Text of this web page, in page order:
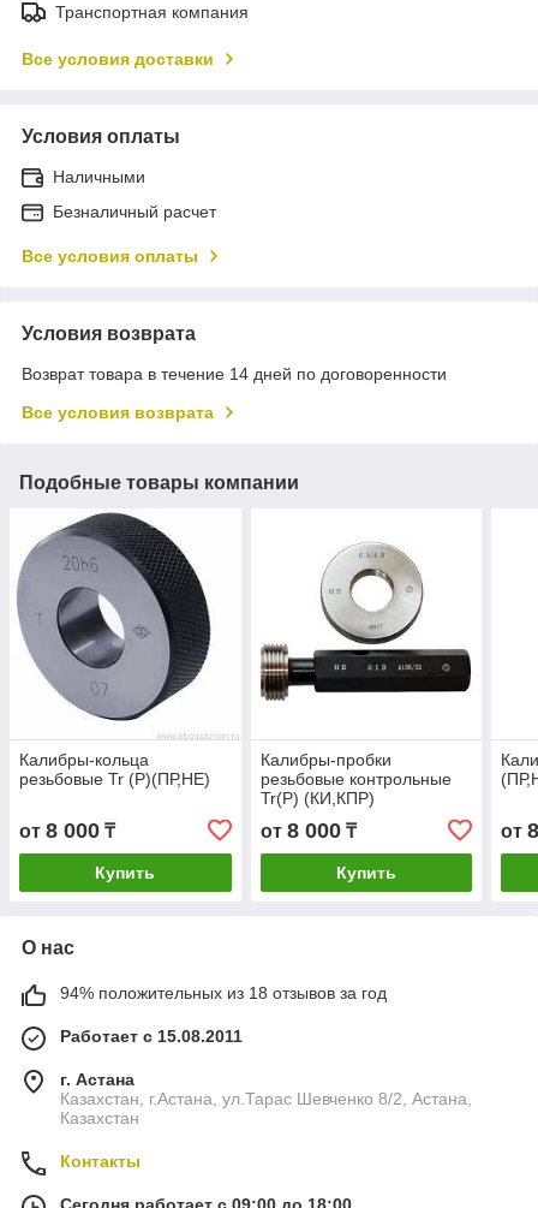
Транспортная компания
Все условия доставки
Условия оплаты
Наличными
Безналичный расчет
Все условия оплаты
Условия возврата
Возврат товара в течение 14 дней по договоренности
Все условия возврата
Подобные товары компании
Калибры-кольца
резьбовые Tr (Р)(ПР,НЕ)
от 8 000 ₸
Купить
Калибры-пробки
резьбовые контрольные
Tr(Р) (КИ,КПР)
от 8 000₸
Купить
от
О нас
94% положительных из 18 отзывов за год
Работает с 15.08.2011
г. Астана
Казахстан, г.Астана, ул.Тарас Шевченко 8/2, Астана,
Казахстан
Контакты